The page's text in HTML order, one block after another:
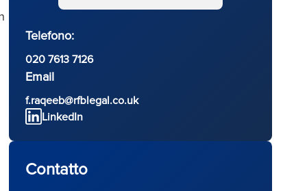
Telefono:
020 7613 7126
Email
f.raqeeb@rfblegal.co.uk
LinkedIn
Contatto